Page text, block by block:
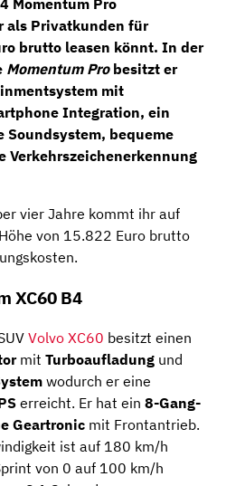
als Privatkunden für
brutto leasen könnt. In der
Momentum Probesitzt er
mit
Integration, ein
Soundsystem, bequeme
Verkehrszeichenerkennung
vier Jahre kommt ihr auf
von 15.822 Euro brutto
XC60 B4
Volvo XC60 besitzt einen
mit Turboaufladung und
wodurch er eine
erreicht. Er hat ein 8-Gang-
Geartronic mit Frontantrieb.
ist auf 180 km/h
von 0 auf 100 km/h